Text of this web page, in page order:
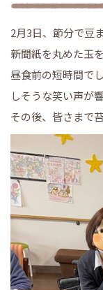
2月3日、節分で豆
新聞紙を丸めた玉
昼食前の短時間で
しそうな笑い声が
その後、皆さまで